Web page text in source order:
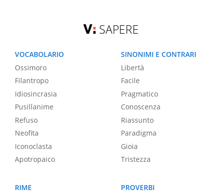
SAPERE
VOCABOLARIO
Ossimoro
Filantropo
Idiosincrasia
Pusillanime
Refuso
Neofita
Iconoclasta
Apotropaico
SINONIMI E CONTRARI
Libertà
Facile
Pragmatico
Conoscenza
Riassunto
Paradigma
Gioia
Tristezza
RIME
PROVERBI